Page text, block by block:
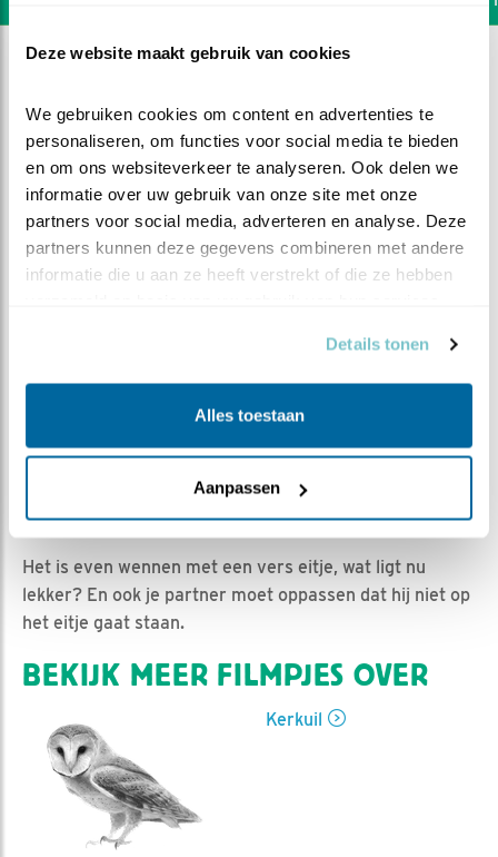
Deze website maakt gebruik van cookies
We gebruiken cookies om content en advertenties te
personaliseren, om functies voor social media te bieden
en om ons websiteverkeer te analyseren. Ook delen we
informatie over uw gebruik van onze site met onze
partners voor social media, adverteren en analyse. Deze
partners kunnen deze gegevens combineren met andere
informatie die u aan ze heeft verstrekt of die ze hebben
Details tonen
Alles toestaan
Aanpassen
Heel voorzichtig
Ed Hoogkamer | Geplaatst op 22 april 2020, 9:17 |
Vind ik leuk| Bewaar dit filmpje|
937x
Het is even wennen met een vers eitje, wat ligt nu
lekker? En ook je partner moet oppassen dat hij niet op
het eitje gaat staan.
BEKIJK MEER FILMPJES OVER
Kerkuil